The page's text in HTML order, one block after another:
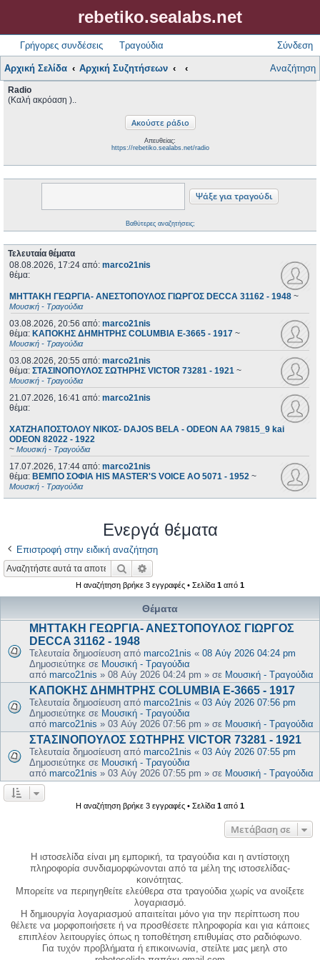
rebetiko.sealabs.net
Γρήγορες συνδέσεις Τραγούδια Σύνδεση
Αρχική Σελίδα Αρχική Συζητήσεων Αναζήτηση
Radio
(Καλή ακρόαση )..
Απευθείας:
https://rebetiko.sealabs.net/radio
Βαθύτερες αναζητήσεις;
Τελευταία θέματα
08.08.2026, 17:24 από: marco21nis
θέμα:
ΜΗΤΤΑΚΗ ΓΕΩΡΓΙΑ- ΑΝΕΣΤΟΠΟΥΛΟΣ ΓΙΩΡΓΟΣ DECCA 31162 - 1948 ~
Μουσική - Τραγούδια
03.08.2026, 20:56 από: marco21nis
θέμα: ΚΑΠΟΚΗΣ ΔΗΜΗΤΡΗΣ COLUMBIA E-3665 - 1917 ~
Μουσική - Τραγούδια
03.08.2026, 20:55 από: marco21nis
θέμα: ΣΤΑΣΙΝΟΠΟΥΛΟΣ ΣΩΤΗΡΗΣ VICTOR 73281 - 1921 ~
Μουσική - Τραγούδια
21.07.2026, 16:41 από: marco21nis
θέμα:
ΧΑΤΖΗΑΠΟΣΤΟΛΟΥ ΝΙΚΟΣ- DAJOS BELA - ODEON AA 79815_9 kai
ODEON 82022 - 1922
~ Μουσική - Τραγούδια
17.07.2026, 17:44 από: marco21nis
θέμα: ΒΕΜΠΟ ΣΟΦΙΑ HIS MASTER'S VOICE AO 5071 - 1952 ~
Μουσική - Τραγούδια
Ενεργά θέματα
Επιστροφή στην ειδική αναζήτηση
Αναζήτηση
Η αναζήτηση βρήκε 3 εγγραφές • Σελίδα 1 από 1
Θέματα
ΜΗΤΤΑΚΗ ΓΕΩΡΓΙΑ- ΑΝΕΣΤΟΠΟΥΛΟΣ ΓΙΩΡΓΟΣ
DECCA 31162 - 1948
Τελευταία δημοσίευση από marco21nis « 08 Αύγ 2026 04:24 pm
Δημοσιεύτηκε σε Μουσική - Τραγούδια
από marco21nis » 08 Αύγ 2026 04:24 pm » σε Μουσική - Τραγούδια
ΚΑΠΟΚΗΣ ΔΗΜΗΤΡΗΣ COLUMBIA E-3665 - 1917
Τελευταία δημοσίευση από marco21nis « 03 Αύγ 2026 07:56 pm
Δημοσιεύτηκε σε Μουσική - Τραγούδια
από marco21nis » 03 Αύγ 2026 07:56 pm » σε Μουσική - Τραγούδια
ΣΤΑΣΙΝΟΠΟΥΛΟΣ ΣΩΤΗΡΗΣ VICTOR 73281 - 1921
Τελευταία δημοσίευση από marco21nis « 03 Αύγ 2026 07:55 pm
Δημοσιεύτηκε σε Μουσική - Τραγούδια
από marco21nis » 03 Αύγ 2026 07:55 pm » σε Μουσική - Τραγούδια
Η αναζήτηση βρήκε 3 εγγραφές • Σελίδα 1 από 1
Μετάβαση σε
Η ιστοσελίδα είναι μη εμπορική, τα τραγούδια και η αντίστοιχη
πληροφορία συνδιαμορφώνονται από τα μέλη της ιστοσελίδας-
κοινότητας.
Μπορείτε να περιηγηθείτε ελεύθερα στα τραγούδια χωρίς να ανοίξετε
λογαριασμό.
Η δημιουργία λογαριασμού απαιτείται μόνο για την περίπτωση που
θέλετε να μορφοποιήσετε ή να προσθέσετε πληροφορία και για κάποιες
επιπλέον λειτουργίες όπως η τοποθέτηση επιθυμίας στο ραδιόφωνο.
Για τυχόν προβλήματα ή επικοινωνία, στείλτε μας μεηλ στο